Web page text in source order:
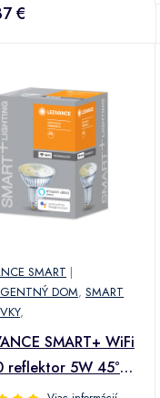
€
SMART |
DOM, SMART
,
SMART+ WiFi
reflektor 5W 45°